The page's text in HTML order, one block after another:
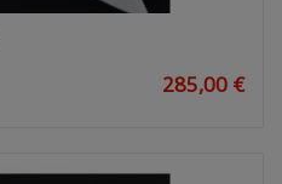
285,00 €